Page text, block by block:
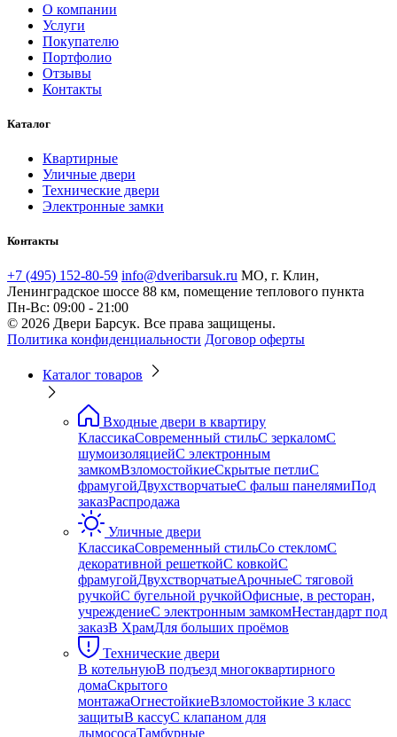
О компании
Услуги
Покупателю
Портфолио
Отзывы
Контакты
Каталог
Квартирные
Уличные двери
Технические двери
Электронные замки
Контакты
+7 (495) 152-80-59 info@dveribarsuk.ru МО, г. Клин,
Ленинградское шоссе 88 км, помещение теплового пункта
Пн-Вс: 09:00 - 21:00
© 2026 Двери Барсук. Все права защищены.
Политика конфиденциальности Договор оферты
Каталог товаров
Входные двери в квартиру
КлассикаСовременный стильС зеркаломС
шумоизоляциейС электронным
замкомВзломостойкиеСкрытые петлиС
фрамугойДвухстворчатыеС фальш панелямиПод
заказРаспродажа
Уличные двери
КлассикаСовременный стильСо стекломС
декоративной решеткойС ковкойС
фрамугойДвухстворчатыеАрочныеС тяговой
ручкойС бугельной ручкойОфисные, в ресторан,
учреждениеС электронным замкомНестандарт под
заказВ ХрамДля больших проёмов
Технические двери
В котельнуюВ подъезд многоквартирного
домаСкрытого
монтажаОгнестойкиеВзломостойкие 3 класс
защитыВ кассуС клапаном для
дымососаТамбурные